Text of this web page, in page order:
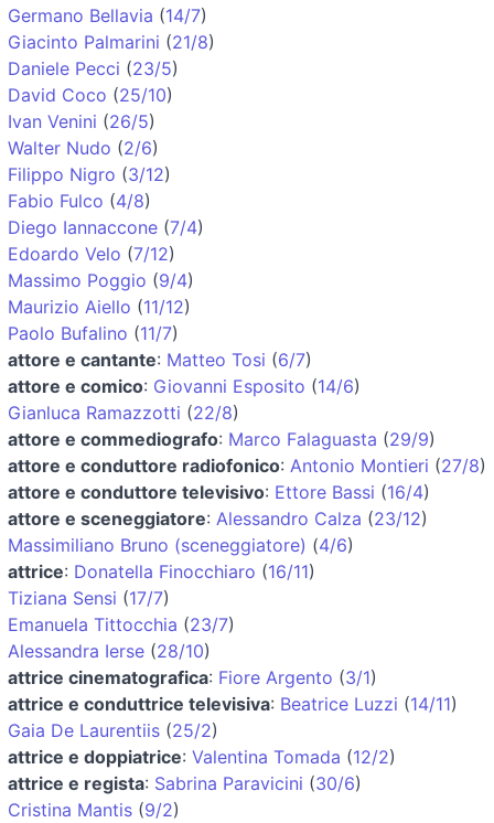
Germano Bellavia (14/7)
Giacinto Palmarini (21/8)
Daniele Pecci (23/5)
David Coco (25/10)
Ivan Venini (26/5)
Walter Nudo (2/6)
Filippo Nigro (3/12)
Fabio Fulco (4/8)
Diego Iannaccone (7/4)
Edoardo Velo (7/12)
Massimo Poggio (9/4)
Maurizio Aiello (11/12)
Paolo Bufalino (11/7)
attore e cantante: Matteo Tosi (6/7)
attore e comico: Giovanni Esposito (14/6)
Gianluca Ramazzotti (22/8)
attore e commediografo: Marco Falaguasta (29/9)
attore e conduttore radiofonico: Antonio Montieri (27/8)
attore e conduttore televisivo: Ettore Bassi (16/4)
attore e sceneggiatore: Alessandro Calza (23/12)
Massimiliano Bruno (sceneggiatore) (4/6)
attrice: Donatella Finocchiaro (16/11)
Tiziana Sensi (17/7)
Emanuela Tittocchia (23/7)
Alessandra Ierse (28/10)
attrice cinematografica: Fiore Argento (3/1)
attrice e conduttrice televisiva: Beatrice Luzzi (14/11)
Gaia De Laurentiis (25/2)
attrice e doppiatrice: Valentina Tomada (12/2)
attrice e regista: Sabrina Paravicini (30/6)
Cristina Mantis (9/2)